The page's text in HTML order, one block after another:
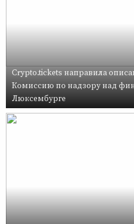
Crypto.tickets направила
Комиссию по надзору над
Люксембурге